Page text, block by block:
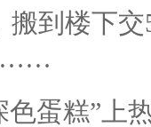
搬到楼下
……
色蛋糕”上